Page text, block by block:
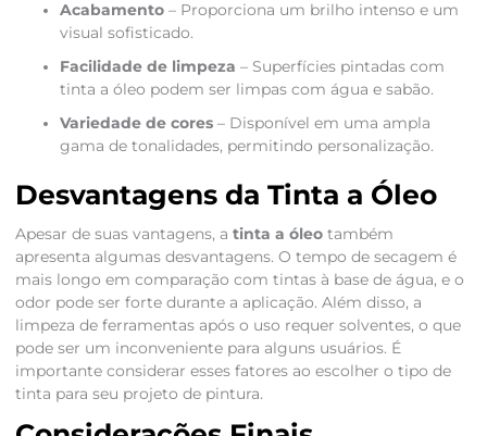
Acabamento– Proporciona um brilho intenso e um
visual sofisticado.
Facilidade de limpeza – Superfícies pintadas com
tinta a óleo podem ser limpas com água e sabão.
Variedade de cores– Disponível em uma ampla
gama de tonalidades, permitindo personalização.
Desvantagens da Tinta a Óleo
Apesar de suas vantagens, a tinta a óleotambém
apresenta algumas desvantagens. O tempo de secagem é
mais longo em comparação com tintas à base de água, e o
odor pode ser forte durante a aplicação. Além disso, a
limpeza de ferramentas após o uso requer solventes, o que
pode ser um inconveniente para alguns usuários. É
importante considerar esses fatores ao escolher o tipo de
tinta para seu projeto de pintura.